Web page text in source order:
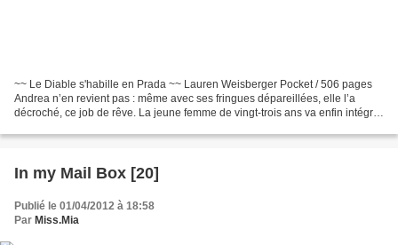
~~ Le Diable s'habille en Prada ~~ Lauren Weisberger Pocket / 506 pages
Andrea n’en revient pas : même avec ses fringues dépareillées, elle l’a
décroché, ce job de rêve. La jeune femme de vingt-trois ans va enfin intégrer
In my Mail Box [20]
Publié le 01/04/2012 à 18:58
Par Miss.Mia